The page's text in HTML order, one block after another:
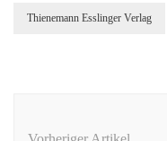
Thienemann Esslinger Verlag